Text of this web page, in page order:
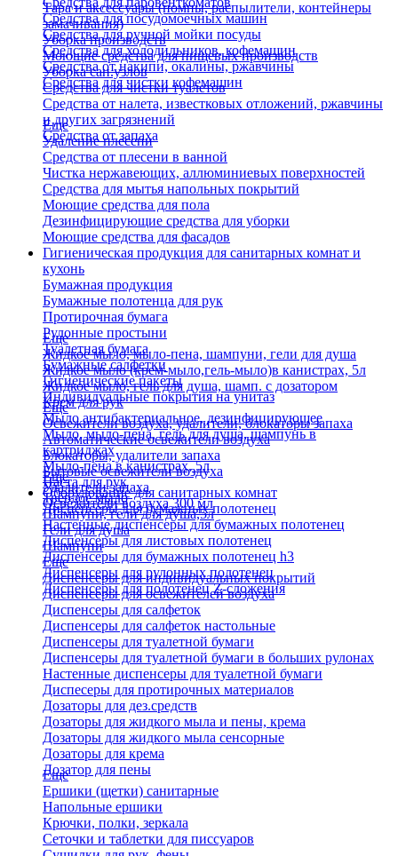
Средства для посудомоечных машин
Средства для ручной мойки посуды
Средства для холодильников, кофемашин
Средства от накипи, окалины, ржавчины
Средства для чистки кофемашин
Тара и аксессуары (помпы, распылители, контейнеры
замачивания)
Уборка производств
Моющие средства для пищевых производств
Уборка сан.узлов
Средства для чистки туалетов
Средства от налета, известковых отложений, ржавчины
и других загрязнений
Средства от запаха
Еще
Удаление плесени
Средства от плесени в ванной
Чистка нержавеющих, аллюминиевых поверхностей
Средства для мытья напольных покрытий
Моющие средства для пола
Дезинфицирующие средства для уборки
Моющие средства для фасадов
Гигиеническая продукция для санитарных комнат и
кухонь
Бумажная продукция
Бумажные полотенца для рук
Протирочная бумага
Рулонные простыни
Туалетная бумага
Бумажные салфетки
Гигиенические пакеты
Индивидуальные покрытия на унитаз
Еще
Жидкое мыло, мыло-пена, шампуни, гели для душа
Жидкое мыло (крем-мыло,гель-мыло)в канистрах, 5л
Жидкое мыло, гель для душа, шамп. с дозатором
Крем для рук
Мыло антибактериальное, дезинфицирующее
Мыло, мыло-пена, гель для душа, шампунь в
картриджах
Мыло-пена в канистрах, 5л
Паста для рук
Твердое мыло
Шампуни, гели для душа,5л
Гели для душа
Шампуни
Еще
Освежители воздуха, удалители, блокаторы запаха
Автоматические освежители воздуха
Блокаторы, удалители запаха
Бытовые освежители воздуха
Удалители запаха
Освежители воздуха 300 мл
Еще
Оборудование для санитарных комнат
Диспенсеры для бумажных полотенец
Настенные диспенсеры для бумажных полотенец
Диспенсеры для листовых полотенец
Диспенсеры для бумажных полотенец h3
Диспенсеры для рулонных полотенец
Диспенсеры для полотенец Z-сложения
Еще
Диспенсеры для индивидуальных покрытий
Диспенсеры для освежителей воздуха
Диспенсеры для салфеток
Диспенсеры для салфеток настольные
Диспенсеры для туалетной бумаги
Диспенсеры для туалетной бумаги в больших рулонах
Настенные диспенсеры для туалетной бумаги
Диспесеры для протирочных материалов
Дозаторы для дез.средств
Дозаторы для жидкого мыла и пены, крема
Дозаторы для жидкого мыла сенсорные
Дозаторы для крема
Дозатор для пены
Еще
Ершики (щетки) санитарные
Напольные ершики
Крючки, полки, зеркала
Сеточки и таблетки для писсуаров